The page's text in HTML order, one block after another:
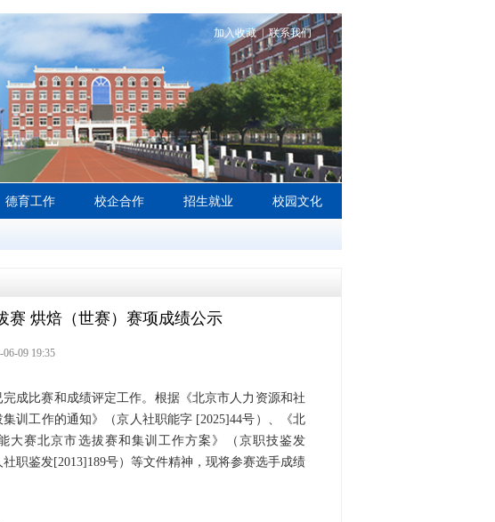
加入收藏 | 联系我们
德育工作 校企合作 招生就业 校园文化
赛 烘焙（世赛）赛项成绩公示
09 19:35
成比赛和成绩评定工作。根据《北京市人力资源和社
训工作的通知》（京人社职能字 [2025]44号）、《北
大赛北京市选拔赛和集训工作方案》（京职技鉴发
职鉴发[2013]189号）等文件精神，现将参赛选手成绩